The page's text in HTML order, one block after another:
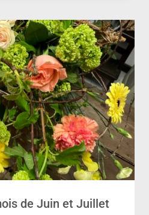
de Juin et Juillet